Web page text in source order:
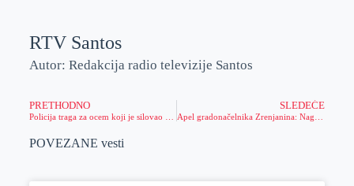
RTV Santos
Autor: Redakcija radio televizije Santos
PRETHODNO SLEDEĆE
POVEZANE vesti